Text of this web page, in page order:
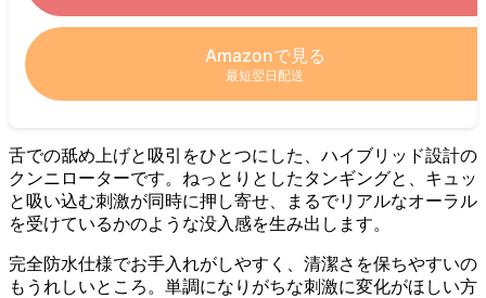
Amazonで見る
最短翌日配送
舌での舐め上げと吸引をひとつにした、ハイブリッド設計の
クンニローターです。ねっとりとしたタンギングと、キュッ
と吸い込む刺激が同時に押し寄せ、まるでリアルなオーラル
を受けているかのような没入感を生み出します。
完全防水仕様でお手入れがしやすく、清潔さを保ちやすいの
もうれしいところ。単調になりがちな刺激に変化がほしい方